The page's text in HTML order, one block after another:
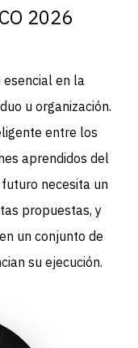
2026
en la
u organización.
entre los
aprendidos del
necesita un
propuestas, y
un conjunto de
su ejecución.